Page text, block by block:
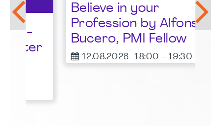
Believe in your
Profession by Alfonso
Bucero, PMI Fellow
12.08.2026 18:00- 19:30